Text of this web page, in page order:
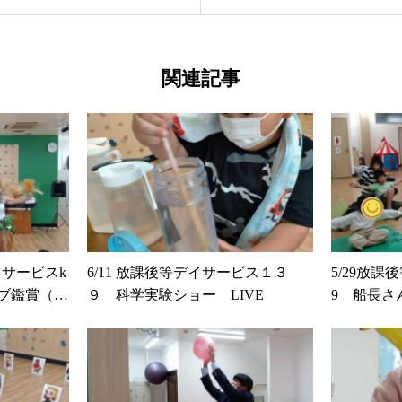
関連記事
ービスk
鑑賞（フ
6/11 放課後等デイサービス１３
９ 科学実験ショー LIVE
5/29放課
9 船長さ